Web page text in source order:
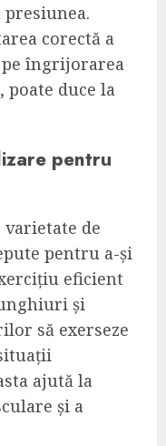
corectă a
îngrijorarea
poate duce la
pentru
de
pentru a-și
eficient
și
să exerseze
ajută la
și a